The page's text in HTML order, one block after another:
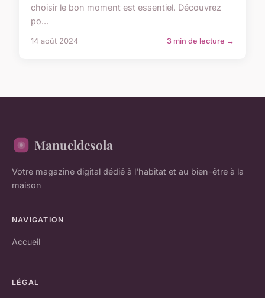
choisir le bon moment est essentiel. Découvrez
po...
14 août 2024 3 min de lecture →
Manueldesola
Votre magazine digital dédié à l'habitat et au bien-être à la
maison
NAVIGATION
Accueil
LÉGAL